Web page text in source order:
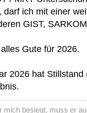
darf ich mit einer
GIST,
Gute für 2026.
2026 hat
mich besiegt, muss er